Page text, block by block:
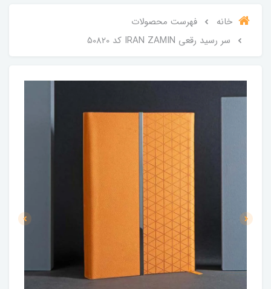
خانه
فهرست محصولات
سر رسید رقعی IRAN ZAMIN کد 50820